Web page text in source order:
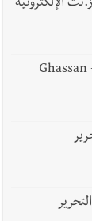
الإلكترونية
الصحافي السفير غسان محمود الزعتري - Ghassan